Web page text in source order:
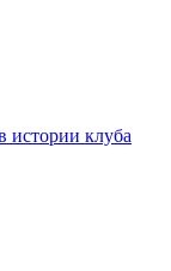
истории клуба